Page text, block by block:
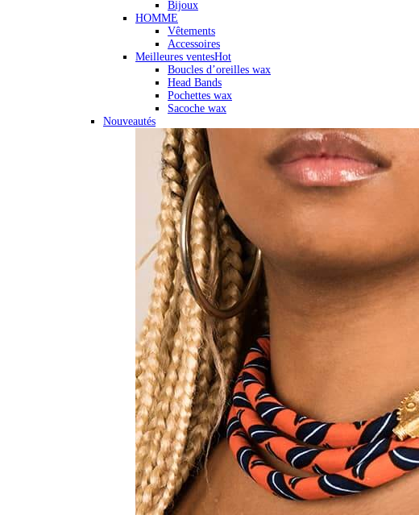
Bijoux
HOMME
Vêtements
Accessoires
Meilleures ventesHot
Boucles d’oreilles wax
Head Bands
Pochettes wax
Sacoche wax
Nouveautés